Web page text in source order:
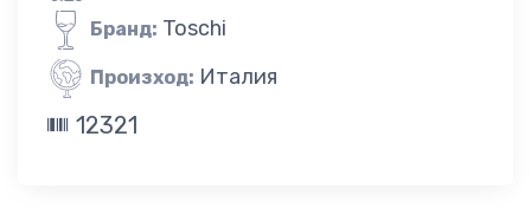
Бранд: Toschi
Произход: Италия
12321